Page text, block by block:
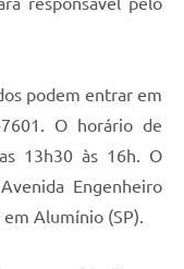
podem entrar em
O horário de
13h30 às 16h. O
Engenheiro
Alumínio (SP).